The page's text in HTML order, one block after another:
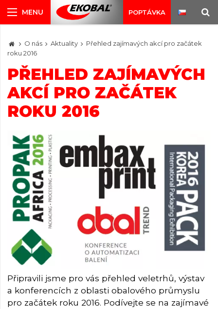
POPTÁVKA
O nás Aktuality
Přehled zajímavých akcí pro začátek
roku 2016
PŘEHLED ZAJÍMAVÝCH
AKCÍ PRO ZAČÁTEK
ROKU 2016
Připravili jsme pro vás přehled veletrhů, výstav
a konferencích z oblasti obalového průmyslu
pro začátek roku 2016. Podívejte se na zajímavé